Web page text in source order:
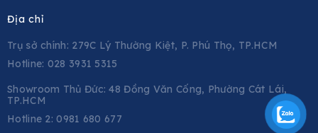
Địa chỉ
Trụ sở chính: 279C Lý Thường Kiệt, P. Phú Thọ, TP.HCM
Hotline: 028 3931 5315
Showroom Thủ Đức: 48 Đồng Văn Cống, Phường Cát Lái,
TP.HCM
Hotline 2:0981 680 677